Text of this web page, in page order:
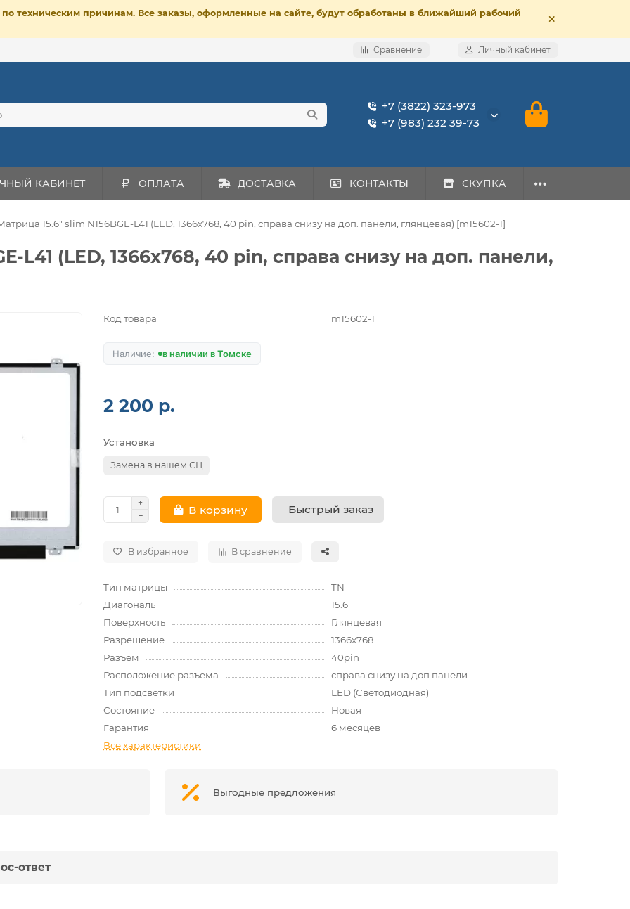
техническим причинам. Все заказы, оформленные на сайте, будут обработаны в ближайший рабочий
Сравнение Личный кабинет
+7 (3822) 323-973
+7 (983) 232 39-73
КАБИНЕТ ОПЛАТА ДОСТАВКА КОНТАКТЫ СКУПКА
15.6" slim N156BGE-L41 (LED, 1366x768, 40 pin, справа снизу на доп. панели, глянцeвая) [m15602-1]
L41 (LED, 1366x768, 40 pin, справа снизу на доп. панели,
Код товара m15602-1
в наличии в Томске
2 200 р.
Установка
Замена в нашем СЦ
В корзину Быстрый заказ
В избранное В сравнение
Тип матрицы
TN
Диагональ
15.6
Поверхность
Глянцевая
Разрешение
1366x768
Разъем
40pin
Расположение разъема
справа снизу на доп.панели
Тип подсветки
LED (Светодиодная)
Состояние
Новая
Гарантия
6 месяцев
Все характеристики
Выгодные предложения
ответ